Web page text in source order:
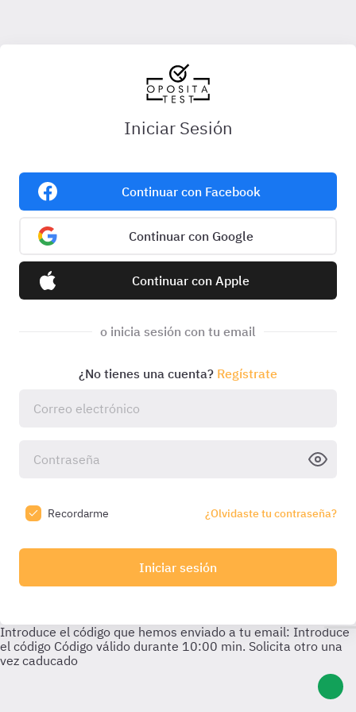
Iniciar Sesión
Continuar con Facebook
Continuar con Google
Continuar con Apple
o inicia sesión con tu email
¿No tienes una cuenta? Regístrate
Recordarme ¿Olvidaste tu contraseña?
Iniciar sesión
Introduce el código que hemos enviado a tu email: Introduce
el código Código válido durante 10:00 min. Solicita otro una
vez caducado